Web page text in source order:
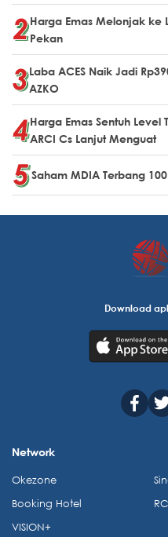
Harga Emas Melonjak ke
Pekan
Laba ACES Naik Jadi
AZKO
Harga Emas Sentuh Level
ARCI Cs Lanjut Menguat
Saham MDIA Terbang
Download
Network
Okezone
Booking Hotel
VISION+